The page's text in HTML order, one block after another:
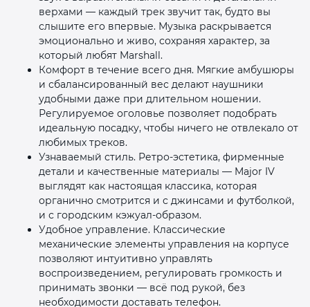
верхами — каждый трек звучит так, будто вы
слышите его впервые. Музыка раскрывается
эмоционально и живо, сохраняя характер, за
который любят Marshall.
Комфорт в течение всего дня. Мягкие амбушюры
и сбалансированный вес делают наушники
удобными даже при длительном ношении.
Регулируемое оголовье позволяет подобрать
идеальную посадку, чтобы ничего не отвлекало от
любимых треков.
Узнаваемый стиль. Ретро‑эстетика, фирменные
детали и качественные материалы — Major IV
выглядят как настоящая классика, которая
органично смотрится и с джинсами и футболкой,
и с городским кэжуал‑образом.
Удобное управление. Классические
механические элементы управления на корпусе
позволяют интуитивно управлять
воспроизведением, регулировать громкость и
принимать звонки — всё под рукой, без
необходимости доставать телефон.